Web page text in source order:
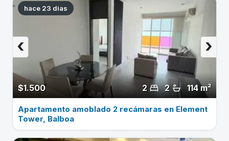
hace 23 dias
$1.500 114 m²
2
2
›
‹
Apartamento amoblado 2 recámaras en Element
Tower, Balboa